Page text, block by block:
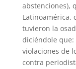
abstenciones),
Latinoamérica,
tuvieron la
diciéndole que:
violaciones de
contra